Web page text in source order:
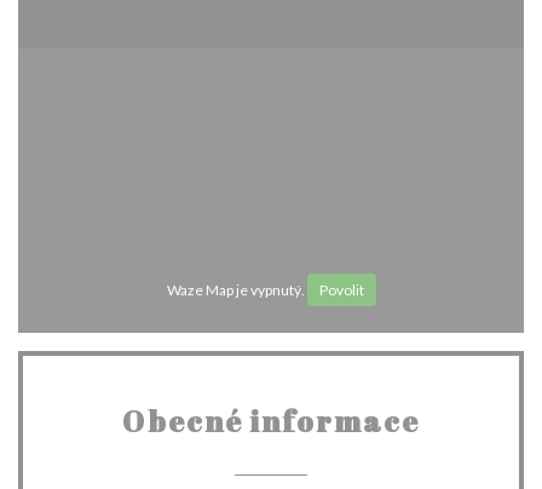
Waze Map je vypnutý. Povolit
Obecné informace